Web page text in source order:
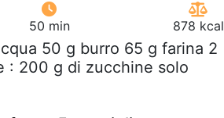
50 min 878 kcal
50 g burro 65 g farina 2
: 200 g di zucchine solo